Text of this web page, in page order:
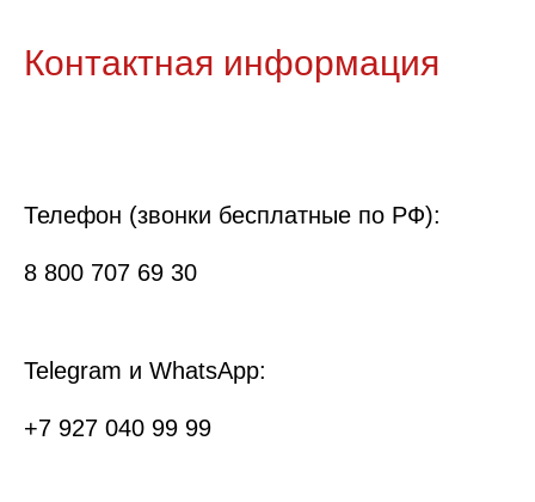
Контактная информация
Телефон (звонки бесплатные по РФ):
8 800 707 69 30
Telegram и WhatsApp:
+7 927 040 99 99